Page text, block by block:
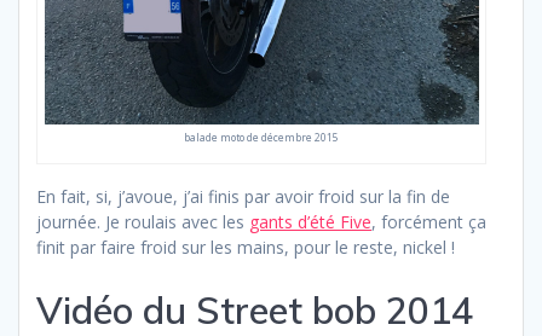
balade moto de décembre 2015
En fait, si, j’avoue, j’ai finis par avoir froid sur la fin de
journée. Je roulais avec les gants d’été Five, forcément ça
finit par faire froid sur les mains, pour le reste, nickel !
Vidéo du Street bob 2014